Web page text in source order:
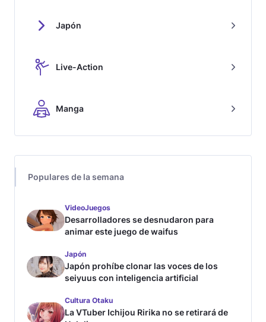
Japón
Live-Action
Manga
Populares de la semana
VideoJuegos
Desarrolladores se desnudaron para
animar este juego de waifus
Japón
Japón prohíbe clonar las voces de los
seiyuus con inteligencia artificial
Cultura Otaku
La VTuber Ichijou Ririka no se retirará de